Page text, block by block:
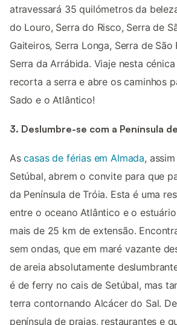
atravessará 35 quilómetros da
do Louro, Serra do Risco, Serra de
Gaiteiros, Serra Longa, Serra de São
Serra da Arrábida. Viaje nesta
recorta a serra e abre os caminhos
Sado e o Atlântico!
3. Deslumbre-se com a Península
Ascasas de férias em Almada,
Setúbal, abrem o convite para que
da Península de Tróia. Esta é uma
entre o oceano Atlântico e o
mais de 25 km de extensão.
sem ondas, que em maré vazante
de areia absolutamente
é de ferry no cais de Setúbal, mas
terra contornando Alcácer do Sal.
península de praias, restaurantes e